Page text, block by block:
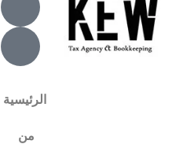
الرئيسية
من